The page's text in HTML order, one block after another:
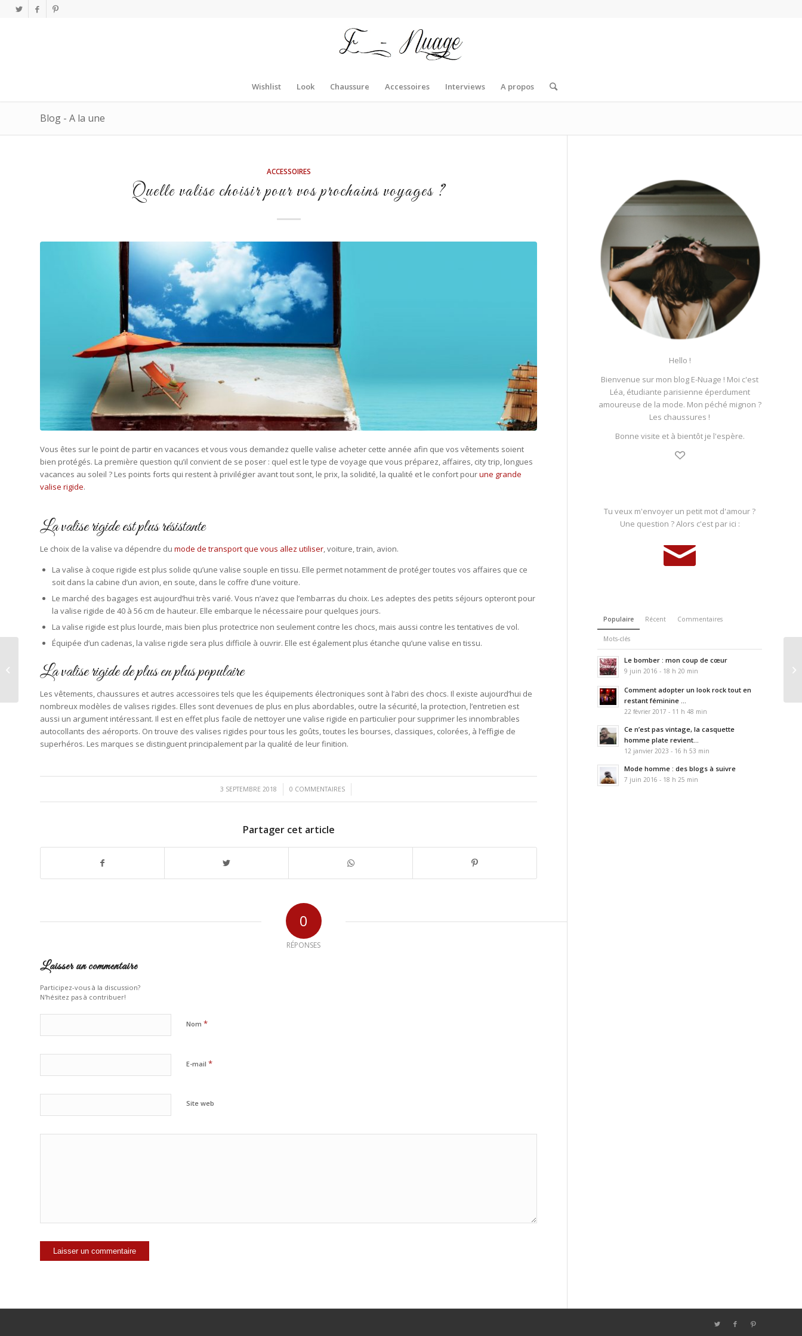
Wishlist Look Chaussure Accessoires Interviews A propos
Blog - A la une
ACCESSOIRES
Quelle valise choisir pour vos prochains voyages ?
Vous êtes sur le point de partir en vacances et vous vous demandez quelle valise acheter cette année afin que vos vêtements soient
bien protégés. La première question qu’il convient de se poser : quel est le type de voyage que vous préparez, affaires, city trip, longues
vacances au soleil ? Les points forts qui restent à privilégier avant tout sont, le prix, la solidité, la qualité et le confort pourune grande
valise rigide.
La valise rigide est plus résistante
Le choix de la valise va dépendre du mode de transport que vous allez utiliser, voiture, train, avion.
La valise à coque rigide est plus solide qu’une valise souple en tissu. Elle permet notamment de protéger toutes vos affaires que ce
soit dans la cabine d’un avion, en soute, dans le coffre d’une voiture.
Le marché des bagages est aujourd’hui très varié. Vous n’avez que l’embarras du choix. Les adeptes des petits séjours opteront pour
la valise rigide de 40 à 56 cm de hauteur. Elle embarque le nécessaire pour quelques jours.
La valise rigide est plus lourde, mais bien plus protectrice non seulement contre les chocs, mais aussi contre les tentatives de vol.
Équipée d’un cadenas, la valise rigide sera plus difficile à ouvrir. Elle est également plus étanche qu’une valise en tissu.
La valise rigide de plus en plus populaire
Les vêtements, chaussures et autres accessoires tels que les équipements électroniques sont à l’abri des chocs. Il existe aujourd’hui de
nombreux modèles de valises rigides. Elles sont devenues de plus en plus abordables, outre la sécurité, la protection, l’entretien est
aussi un argument intéressant. Il est en effet plus facile de nettoyer une valise rigide en particulier pour supprimer les innombrables
autocollants des aéroports. On trouve des valises rigides pour tous les goûts, toutes les bourses, classiques, colorées, à l’effigie de
superhéros. Les marques se distinguent principalement par la qualité de leur finition.
3 SEPTEMBRE 2018
/ 0 COMMENTAIRES
/
Partager cet article
0
RÉPONSES
Laisser un commentaire
Participez-vous à la discussion?
N'hésitez pas à contribuer!
Nom *
E-mail *
Site web
Hello !
Bienvenue sur mon blog E-Nuage ! Moi c'est
Léa, étudiante parisienne éperdument
amoureuse de la mode. Mon péché mignon ?
Les chaussures !
Bonne visite et à bientôt je l'espère.
Tu veux m'envoyer un petit mot d'amour ?
Une question ? Alors c'est par ici :
Populaire Récent Commentaires
Mots-clés
Le bomber : mon coup de cœur
9 juin 2016 - 18 h 20 min
Comment adopter un look rock tout en
restant féminine ...
22 février 2017 - 11 h 48 min
Ce n’est pas vintage, la casquette
homme plate revient...
12 janvier 2023 - 16 h 53 min
Mode homme : des blogs à suivre
7 juin 2016 - 18 h 25 min
Comment choisir un
pull pour homme ?